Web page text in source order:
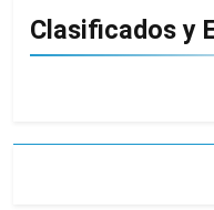
Clasificados y